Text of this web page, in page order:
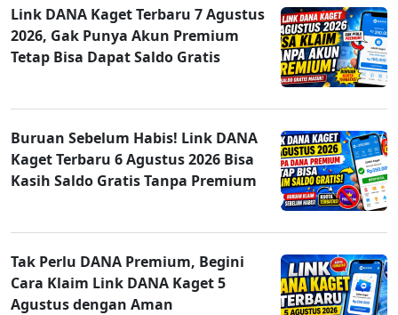
Link DANA Kaget Terbaru 7 Agustus
2026, Gak Punya Akun Premium
Tetap Bisa Dapat Saldo Gratis
Buruan Sebelum Habis! Link DANA
Kaget Terbaru 6 Agustus 2026 Bisa
Kasih Saldo Gratis Tanpa Premium
Tak Perlu DANA Premium, Begini
Cara Klaim Link DANA Kaget 5
Agustus dengan Aman